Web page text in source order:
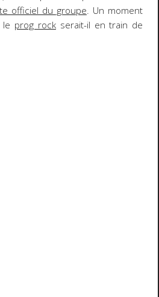
officiel du groupe. Un moment
le prog rockserait-il en train de